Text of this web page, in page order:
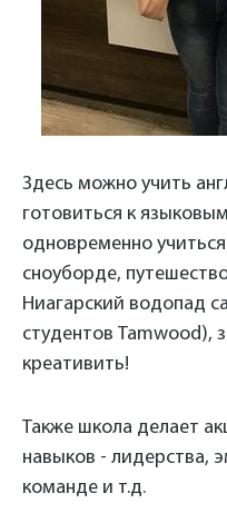
Здесь можно учить
готовиться к
одновременно
сноуборде,
Ниагарский водопад
студентов Tamwood),
креативить!
Также школа делает
навыков - лидерства,
команде и т.д.